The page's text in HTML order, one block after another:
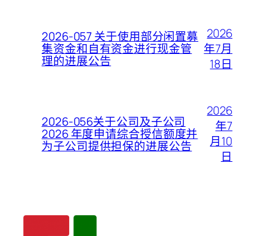
2026-057 关于使用部分闲置募
集资金和自有资金进行现金管
理的进展公告
2026
年7月
18日
2026-056关于公司及子公司
2026 年度申请综合授信额度并
为子公司提供担保的进展公告
2026
年7
月10
日